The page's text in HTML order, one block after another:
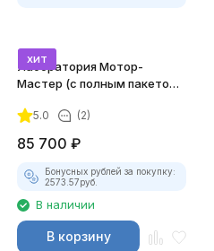
хит
Лаборатория Мотор-
Мастер (с полным пакетом
5.0 (2)
85 700 ₽
Бонусных рублей за покупку:
2573.57руб.
В наличии
В корзину